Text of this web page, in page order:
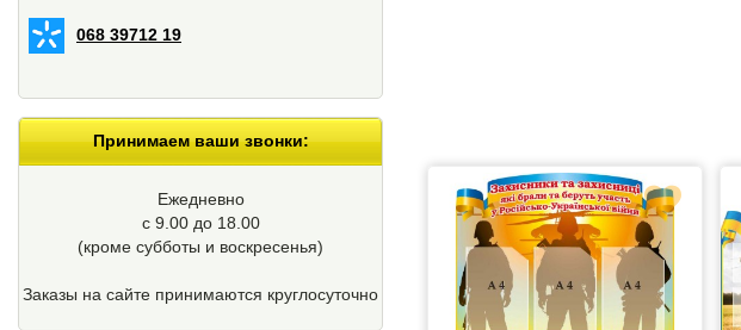
068 39712 19
Принимаем ваши звонки:
Ежедневно
с 9.00 до 18.00
(кроме cубботы и воскресенья)
Заказы на сайте принимаются круглосуточно